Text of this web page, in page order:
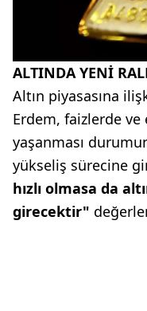
ALTINDA YENİ
Altın piyasasına
Erdem, faizlerde
yaşanması
yükseliş sürecine
hızlı olmasa da
girecektir"